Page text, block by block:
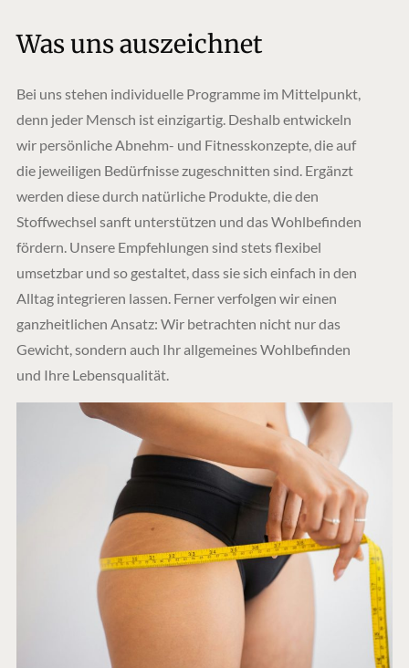
Was uns auszeichnet
Bei uns stehen individuelle Programme im Mittelpunkt,
denn jeder Mensch ist einzigartig. Deshalb entwickeln
wir persönliche Abnehm- und Fitnesskonzepte, die auf
die jeweiligen Bedürfnisse zugeschnitten sind. Ergänzt
werden diese durch natürliche Produkte, die den
Stoffwechsel sanft unterstützen und das Wohlbefinden
fördern. Unsere Empfehlungen sind stets flexibel
umsetzbar und so gestaltet, dass sie sich einfach in den
Alltag integrieren lassen. Ferner verfolgen wir einen
ganzheitlichen Ansatz: Wir betrachten nicht nur das
Gewicht, sondern auch Ihr allgemeines Wohlbefinden
und Ihre Lebensqualität.